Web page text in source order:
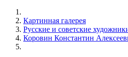
Картинная галерея
Русские и советские
Коровин Константин